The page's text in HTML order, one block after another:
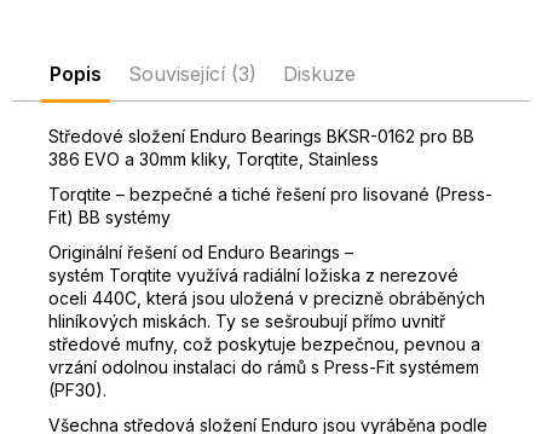
Popis Související (3) Diskuze
Středové složení Enduro Bearings BKSR-0162 pro BB
386 EVO a 30mm kliky, Torqtite, Stainless
Torqtite – bezpečné a tiché řešení pro lisované (Press-
Fit) BB systémy
Originální řešení od Enduro Bearings –
systém Torqtite využívá radiální ložiska z nerezové
oceli 440C, která jsou uložená v precizně obráběných
hliníkových miskách. Ty se sešroubují přímo uvnitř
středové mufny, což poskytuje bezpečnou, pevnou a
vrzání odolnou instalaci do rámů s Press-Fit systémem
(PF30).
Všechna středová složení Enduro jsou vyráběna podle
u